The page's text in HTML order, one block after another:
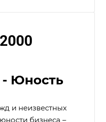
- Юность
и неизвестных
бизнеса –